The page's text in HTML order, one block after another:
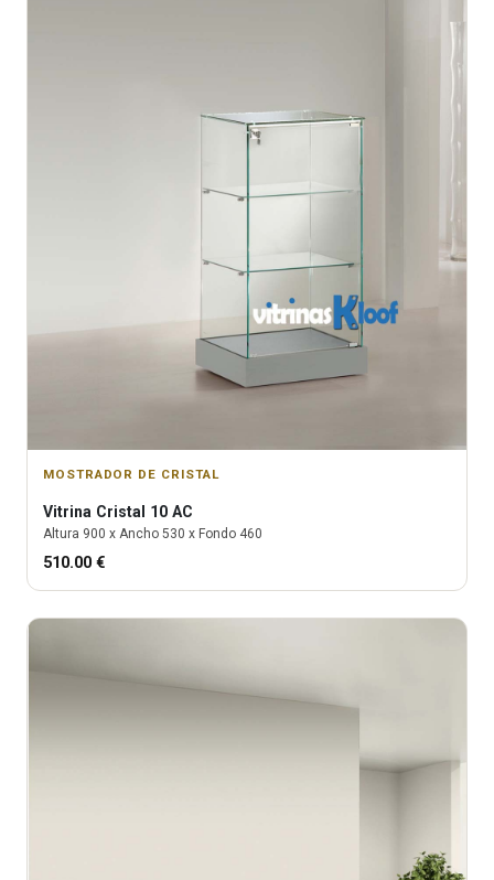
MOSTRADOR DE CRISTAL
Vitrina Cristal 10 AC
Altura 900 x Ancho 530 x Fondo 460
510.00 €